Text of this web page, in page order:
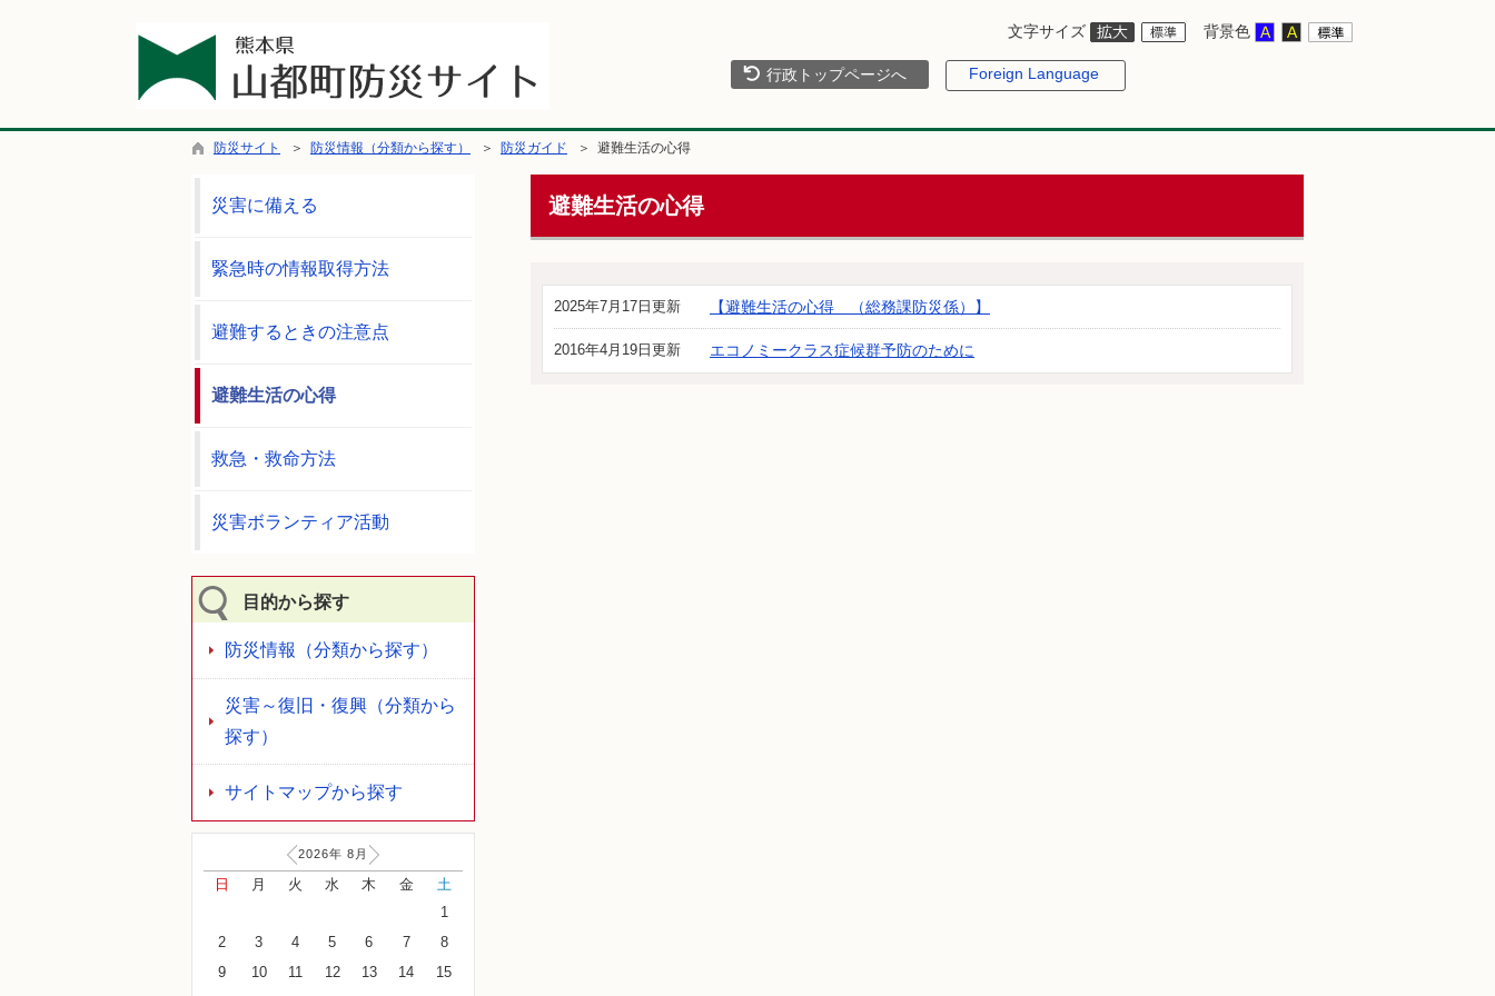
文字サイズ 背景色
行政トップページへ Foreign Language
防災サイト ＞ 防災情報（分類から探す） ＞ 防災ガイド ＞ 避難生活の心得
避難生活の心得
2025年7月17日更新 【避難生活の心得 （総務課防災係）】
2016年4月19日更新 エコノミークラス症候群予防のために
災害に備える
緊急時の情報取得方法
避難するときの注意点
避難生活の心得
救急・救命方法
災害ボランティア活動
目的から探す
防災情報（分類から探す）
災害～復旧・復興（分類から
探す）
サイトマップから探す
2026年 8 月
日 月 火 水 木 金
土
1
2
3 4 5 6 7
8
9
10 11 12 13 14
15